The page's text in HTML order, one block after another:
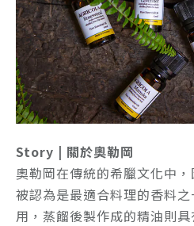
Story | 關於奧勒岡
奧勒岡在傳統的希臘文化中
被認為是最適合料理的香料
用，蒸餾後製作成的精油則